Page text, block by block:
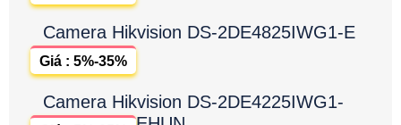
Camera Hikvision DS-2DE4825IWG1-E
Giá : 5%-35%
Camera Hikvision DS-2DE4225IWG1-